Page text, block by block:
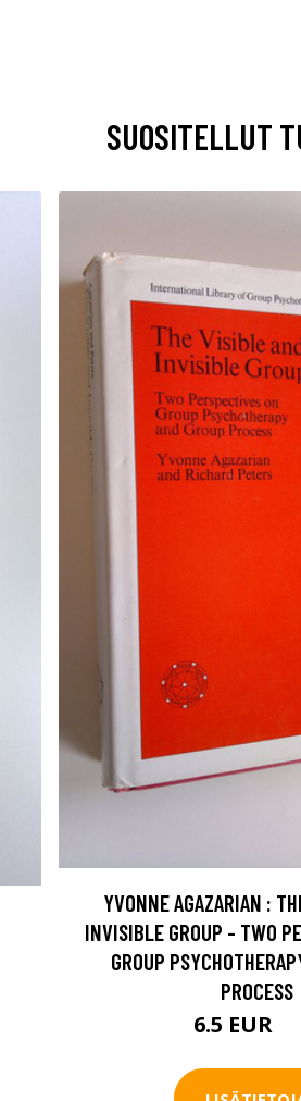
SUOSITELLUT
YVONNE AGAZARIAN :
INVISIBLE GROUP - TWO
GROUP
PROCESS
6.5 EUR